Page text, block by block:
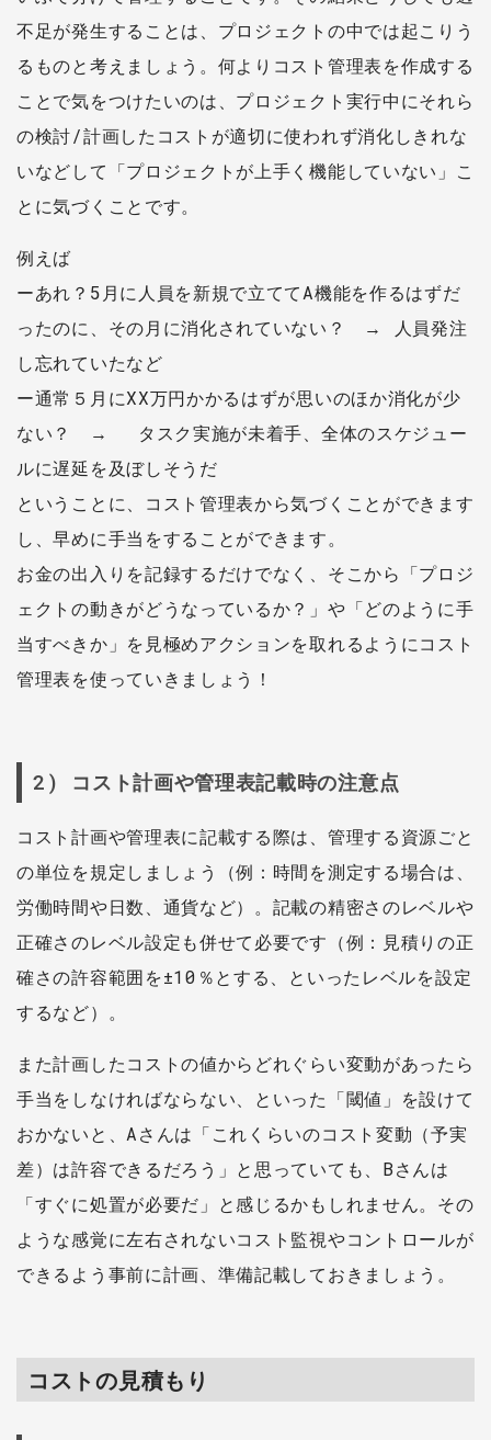
不足が発生することは、プロジェクトの中では起こりう
るものと考えましょう。何よりコスト管理表を作成する
ことで気をつけたいのは、プロジェクト実行中にそれら
の検討/計画したコストが適切に使われず消化しきれな
いなどして「プロジェクトが上手く機能していない」こ
とに気づくことです。
例えば
ーあれ？5月に人員を新規で立ててA機能を作るはずだ
ったのに、その月に消化されていない？ → 人員発注
し忘れていたなど
ー通常５月にXX万円かかるはずが思いのほか消化が少
ない？ → タスク実施が未着手、全体のスケジュー
ルに遅延を及ぼしそうだ
ということに、コスト管理表から気づくことができます
し、早めに手当をすることができます。
お金の出入りを記録するだけでなく、そこから「プロジ
ェクトの動きがどうなっているか？」や「どのように手
当すべきか」を見極めアクションを取れるようにコスト
管理表を使っていきましょう！
2) コスト計画や管理表記載時の注意点
コスト計画や管理表に記載する際は、管理する資源ごと
の単位を規定しましょう（例：時間を測定する場合は、
労働時間や日数、通貨など）。記載の精密さのレベルや
正確さのレベル設定も併せて必要です（例：見積りの正
確さの許容範囲を±10％とする、といったレベルを設定
するなど）。
また計画したコストの値からどれぐらい変動があったら
手当をしなければならない、といった「閾値」を設けて
おかないと、Aさんは「これくらいのコスト変動（予実
差）は許容できるだろう」と思っていても、Bさんは
「すぐに処置が必要だ」と感じるかもしれません。その
ような感覚に左右されないコスト監視やコントロールが
できるよう事前に計画、準備記載しておきましょう。
コストの見積もり